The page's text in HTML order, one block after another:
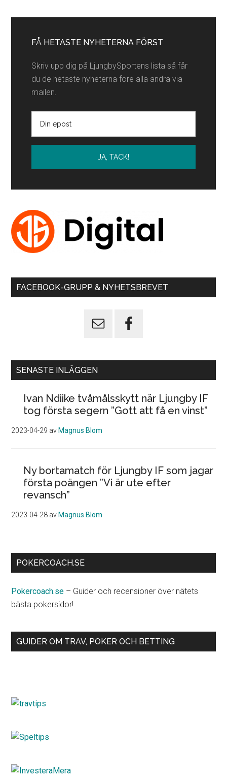
sidofält
FÅ HETASTE NYHETERNA FÖRST
Skriv upp dig på LjungbySportens lista så får
du de hetaste nyheterna före alla andra via
mailen.
FACEBOOK-GRUPP & NYHETSBREVET
SENASTE INLÄGGEN
Ivan Ndiike tvåmålsskytt när Ljungby IF
tog första segern ”Gott att få en vinst”
2023-04-29 av Magnus Blom
Ny bortamatch för Ljungby IF som jagar
första poängen ”Vi är ute efter
revansch”
2023-04-28 av Magnus Blom
POKERCOACH.SE
Pokercoach.se – Guider och recensioner över nätets
bästa pokersidor!
GUIDER OM TRAV, POKER OCH BETTING